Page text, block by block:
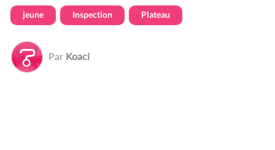
jeune Inspection Plateau
Par Koaci